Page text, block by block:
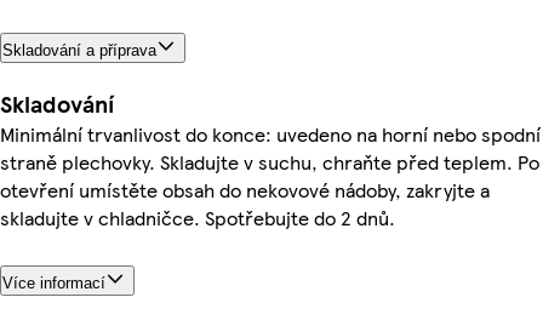
Skladování a příprava
Skladování
Minimální trvanlivost do konce: uvedeno na horní nebo spodní
straně plechovky. Skladujte v suchu, chraňte před teplem. Po
otevření umístěte obsah do nekovové nádoby, zakryjte a
skladujte v chladničce. Spotřebujte do 2 dnů.
Více informací